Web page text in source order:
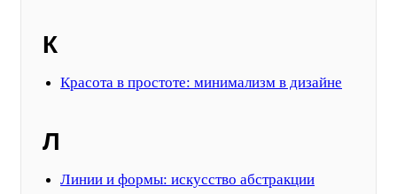
К
Красота в простоте: минимализм в дизайне
Л
Линии и формы: искусство абстракции